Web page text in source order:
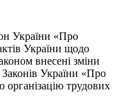
України «Про
України щодо
внесені зміни
України «Про
організацію трудових